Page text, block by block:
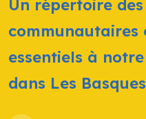
Un répertoire
communautaires
essentiels à
dans Les Basques